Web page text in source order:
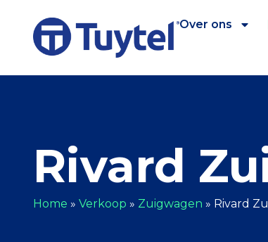
Over ons
Rivard
Home » Verkoop » Zuigwagen » Rivard